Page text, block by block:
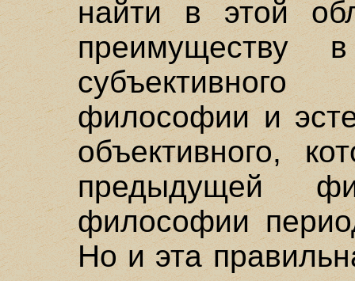
найти в этой
преимуществу
философии и
объективного,
предыдущей
философии
Но и эта